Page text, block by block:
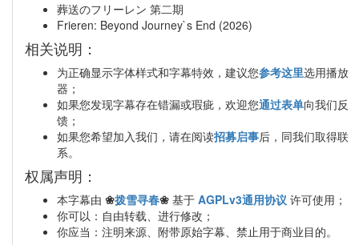
葬送のフリーレン 第二期
Frieren: Beyond Journey`s End (2026)
相关说明：
为正确显示字体样式和字幕特效，建议您参考这里选用播放
器；
如果您发现字幕存在错漏或瑕疵，欢迎您通过表单向我们反
馈；
如果您希望加入我们，请在阅读招募启事后，同我们取得联
系。
权属声明：
本字幕由 ❀拨雪寻春❀ 基于 AGPLv3通用协议 许可使用；
你可以：自由转载、进行修改；
你应当：注明来源、附带原始字幕、禁止用于商业目的。